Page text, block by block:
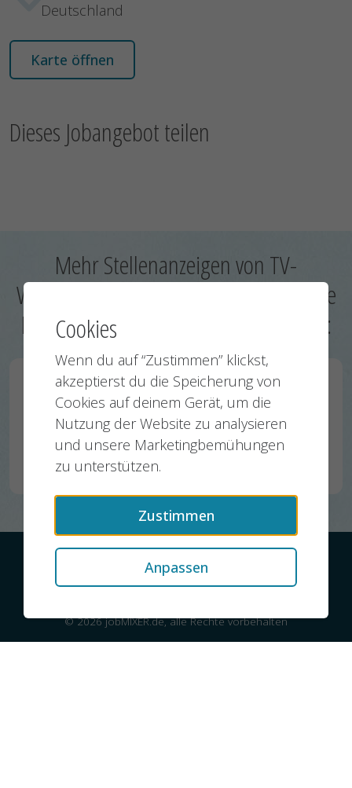
Deutschland
Karte öffnen
Dieses Jobangebot teilen
Mehr Stellenanzeigen von TV-
Wartezimmer Gesellschaft für moderne
Kommunikation MSM GmbH & Co. KG:
Vertriebsmitarbeiter Außendienst (m/w/d)
Hamburg, Neubrandenburg, Köln,
Würzburg, Erfurt
08.07.2026
© 2026 jobMIXER.de, alle Rechte vorbehalten
Cookies
Wenn du auf “Zustimmen” klickst,
akzeptierst du die Speicherung von
Cookies auf deinem Gerät, um die
Nutzung der Website zu analysieren
und unsere Marketingbemühungen
zu unterstützen.
Zustimmen
Anpassen